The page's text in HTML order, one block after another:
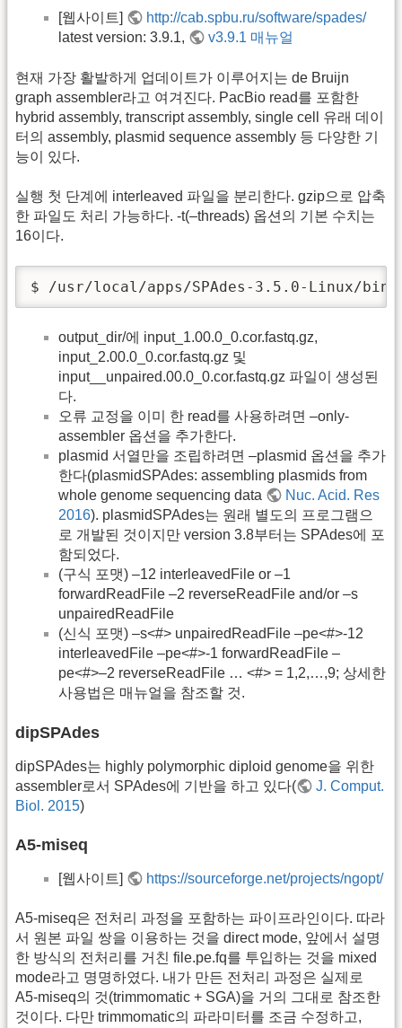
[웹사이트]
http://cab.spbu.ru/software/spades/
latest version: 3.9.1,
v3.9.1 매뉴얼
현재 가장 활발하게 업데이트가 이루어지는 de Bruijn
graph assembler라고 여겨진다. PacBio read를 포함한
hybrid assembly, transcript assembly, single cell 유래 데이
터의 assembly, plasmid sequence assembly 등 다양한 기
능이 있다.
실행 첫 단계에 interleaved 파일을 분리한다. gzip으로 압축
한 파일도 처리 가능하다. -t(–threads) 옵션의 기본 수치는
16이다.
$ /usr/local/apps/SPAdes-3.5.0-Linux/
output_dir/에 input_1.00.0_0.cor.fastq.gz,
input_2.00.0_0.cor.fastq.gz 및
input__unpaired.00.0_0.cor.fastq.gz 파일이 생성된
다.
오류 교정을 이미 한 read를 사용하려면 –only-
assembler 옵션을 추가한다.
plasmid 서열만을 조립하려면 –plasmid 옵션을 추가
한다(plasmidSPAdes: assembling plasmids from
whole genome sequencing data
Nuc. Acid. Res
2016). plasmidSPAdes는 원래 별도의 프로그램으
로 개발된 것이지만 version 3.8부터는 SPAdes에 포
함되었다.
(구식 포맷) –12 interleavedFile or –1
forwardReadFile –2 reverseReadFile and/or –s
unpairedReadFile
(신식 포맷) –s<#> unpairedReadFile –pe<#>-12
interleavedFile –pe<#>-1 forwardReadFile –
pe<#>–2 reverseReadFile … <#> = 1,2,…,9; 상세한
사용법은 매뉴얼을 참조할 것.
dipSPAdes
dipSPAdes는 highly polymorphic diploid genome을 위한
assembler로서 SPAdes에 기반을 하고 있다(
J. Comput.
Biol. 2015)
A5-miseq
[웹사이트] https://sourceforge.net/projects/ngopt/
A5-miseq은 전처리 과정을 포함하는 파이프라인이다. 따라
서 원본 파일 쌍을 이용하는 것을 direct mode, 앞에서 설명
한 방식의 전처리를 거친 file.pe.fq를 투입하는 것을 mixed
mode라고 명명하였다. 내가 만든 전처리 과정은 실제로
A5-miseq의 것(trimmomatic + SGA)을 거의 그대로 참조한
것이다. 다만 trimmomatic의 파라미터를 조금 수정하고,